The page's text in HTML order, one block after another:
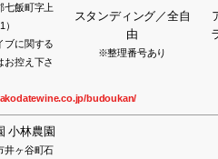
七飯町字上
ブに関する
お控え下さ
budoukan/
スタンディング／全自
由
※整理番号あり
小林農園
井ヶ谷町石